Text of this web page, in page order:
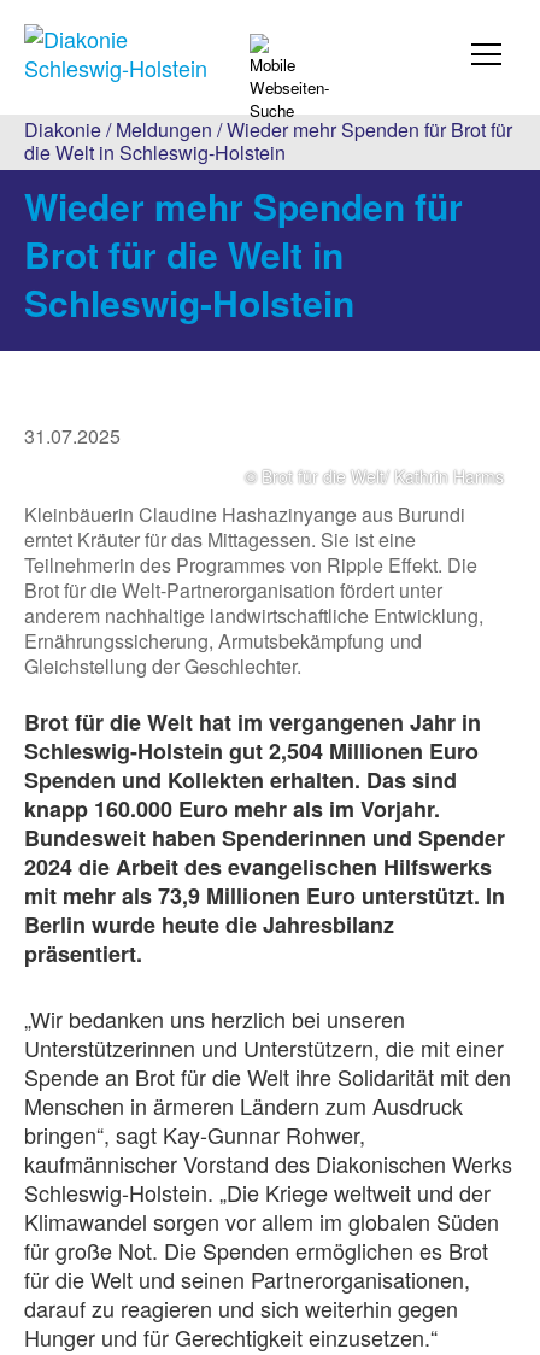
Diakonie/Meldungen / Wieder mehr Spenden für Brot für
die Welt in Schleswig-Holstein
Wieder mehr Spenden für
Brot für die Welt in
Schleswig-Holstein
31.07.2025
Kleinbäuerin Claudine Hashazinyange aus Burundi
erntet Kräuter für das Mittagessen. Sie ist eine
Teilnehmerin des Programmes von Ripple Effekt. Die
Brot für die Welt-Partnerorganisation fördert unter
anderem nachhaltige landwirtschaftliche Entwicklung,
Ernährungssicherung, Armutsbekämpfung und
Gleichstellung der Geschlechter.
© Brot für die Welt/ Kathrin Harms
Brot für die Welt hat im vergangenen Jahr in
Schleswig-Holstein gut 2,504 Millionen Euro
Spenden und Kollekten erhalten. Das sind
knapp 160.000 Euro mehr als im Vorjahr.
Bundesweit haben Spenderinnen und Spender
2024 die Arbeit des evangelischen Hilfswerks
mit mehr als 73,9 Millionen Euro unterstützt. In
Berlin wurde heute die Jahresbilanz
präsentiert.
„Wir bedanken uns herzlich bei unseren
Unterstützerinnen und Unterstützern, die mit einer
Spende an Brot für die Welt ihre Solidarität mit den
Menschen in ärmeren Ländern zum Ausdruck
bringen“, sagt Kay-Gunnar Rohwer,
kaufmännischer Vorstand des Diakonischen Werks
Schleswig-Holstein. „Die Kriege weltweit und der
Klimawandel sorgen vor allem im globalen Süden
für große Not. Die Spenden ermöglichen es Brot
für die Welt und seinen Partnerorganisationen,
darauf zu reagieren und sich weiterhin gegen
Hunger und für Gerechtigkeit einzusetzen.“